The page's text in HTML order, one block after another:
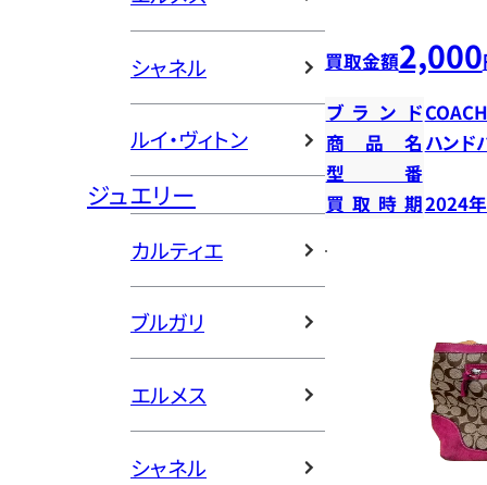
シャネル
ルイ・ヴィトン
ジュエリー
カルティエ
ブルガリ
エルメス
シャネル
買取金額2,000
ブランドCOACH
商品名 ハンド
型番
買取時期2024